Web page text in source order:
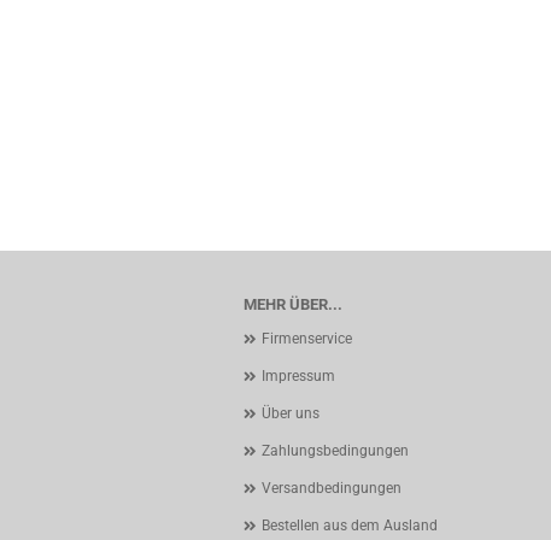
MEHR ÜBER...
Firmenservice
Impressum
Über uns
Zahlungsbedingungen
Versandbedingungen
Bestellen aus dem Ausland